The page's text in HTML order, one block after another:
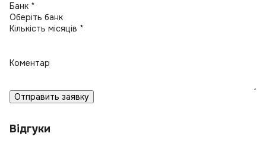
Банк *
Кількість місяців *
Коментар
Отправить заявку
Відгуки